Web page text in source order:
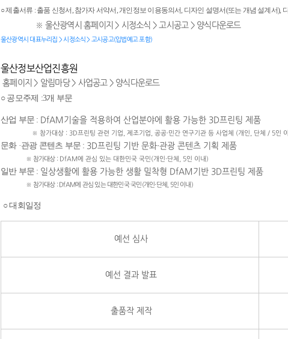
○ 제출서류 : 출품 신청서, 참가자 서약서, 개인정보 이용동의서, 디자인 설명서(또는 개념 설계서),
※ 울산광역시 홈페이지 > 시정소식 > 고시공고 > 양식다운로드
울산광역시 대표누리집 > 시정소식 > 고시공고(입법예고 포함)
울산정보산업진흥원
홈페이지 > 알림마당 > 사업공고 > 양식다운로드
○ 공모주제 :3개 부문
산업 부문 : DfAM기술을 적용하여 산업분야에 활용 가능한 3D프린팅 제품
※ 참가대상 : 3D프린팅 관련 기업, 제조기업, 공공·민간 연구기관 등 사업체 (개인, 단체 / 5인
문화 ·관광 콘텐츠 부문 : 3D프린팅 기반 문화·관광 콘텐츠 기획 제품
※ 참가대상:DfAM에 관심 있는 대한민국 국민(개인·단체, 5인 이내)
일반 부문 : 일상생활에 활용 가능한 생활 밀착형 DfAM기반 3D프린팅 제품
※ 참가대상:DfAM에 관심 있는 대한민국 국민(개인·단체, 5인 이내)
○ 대회일정
예선 심사
예선 결과 발표
출품작 제작